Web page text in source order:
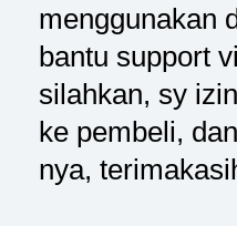
menggunakan
bantu support
silahkan, sy
ke pembeli,
nya,